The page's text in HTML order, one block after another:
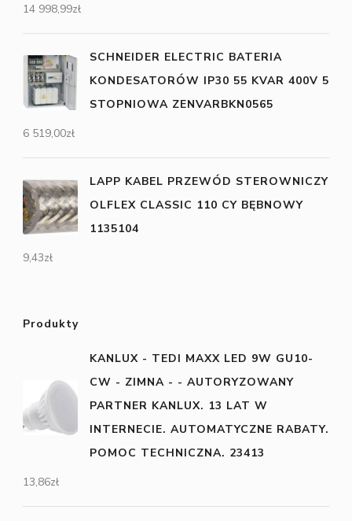
14 998,99zł
SCHNEIDER ELECTRIC BATERIA
KONDESATORÓW IP30 55 KVAR 400V 5
STOPNIOWA ZENVARBKN0565
6 519,00zł
LAPP KABEL PRZEWÓD STEROWNICZY
OLFLEX CLASSIC 110 CY BĘBNOWY
1135104
9,43zł
Produkty
KANLUX - TEDI MAXX LED 9W GU10-
CW - ZIMNA - - AUTORYZOWANY
PARTNER KANLUX. 13 LAT W
INTERNECIE. AUTOMATYCZNE RABATY.
POMOC TECHNICZNA. 23413
13,86zł